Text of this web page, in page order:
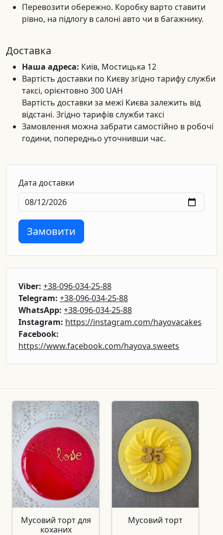
Перевозити обережно. Коробку варто ставити
рівно, на підлогу в салоні авто чи в багажнику.
Доставка
Наша адреса: Київ, Мостицька 12
Вартість доставки по Києву згідно тарифу служби
таксі, орієнтовно 300 UAH
Вартість доставки за межі Києва залежить від
відстані. Згідно тарифів служби таксі
Замовлення можна забрати самостійно в робочі
години, попередньо уточнивши час.
Дата доставки
Замовити
Viber: +38-096-034-25-88
Telegram: +38-096-034-25-88
WhatsApp: +38-096-034-25-88
Instagram: https://instagram.com/hayovacakes
Facebook:
https://www.facebook.com/hayova.sweets
Мусовий торт для
коханих
Мусовий торт